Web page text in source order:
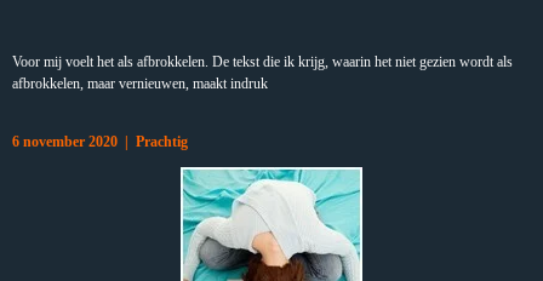
Voor mij voelt het als afbrokkelen. De tekst die ik krijg, waarin het niet gezien wordt als
afbrokkelen, maar vernieuwen, maakt indruk
6 november 2020 | Prachtig